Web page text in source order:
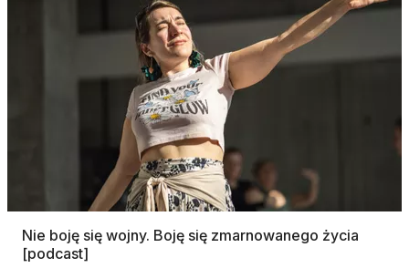
Nie boję się wojny. Boję się zmarnowanego życia
[podcast]